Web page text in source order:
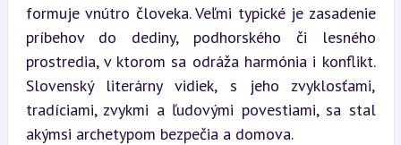
formuje vnútro človeka. Veľmi typické je zasadenie
príbehov do dediny, podhorského či lesného
prostredia, v ktorom sa odráža harmónia i konflikt.
Slovenský literárny vidiek, s jeho zvyklosťami,
tradíciami, zvykmi a ľudovými povestiami, sa stal
akýmsi archetypom bezpečia a domova.